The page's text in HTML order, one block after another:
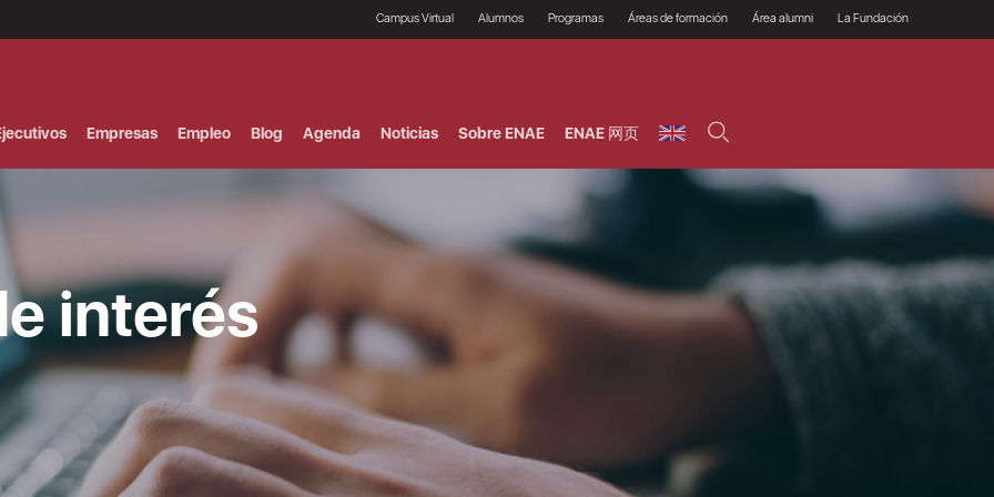
Campus Virtual Alumnos
Prácticas en empresas
Financiación estudios
Imagin LaCaixa
estudios Caja Rural
Programas
Programas Ejecutivos
Áreas de formación
Riesgos
Dirección / Gestión /
Administración de
empresas
Área alumni La Fundación
Empresas Empleo Blog Agenda Noticias Sobre ENAE ENAE 网页
interés